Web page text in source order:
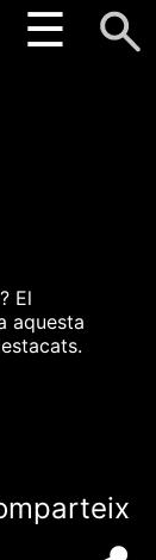
☰
El
aquesta